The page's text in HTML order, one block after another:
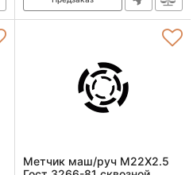
Метчик маш/руч M22X2.5